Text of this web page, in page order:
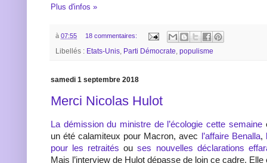
Plus d'infos »
à 07:55 18 commentaires:
Libellés : Etats-Unis Parti Démocrate populisme
samedi 1 septembre 2018
Merci Nicolas Hulot
La démission du ministre de l’écologie cette semaine
un été calamiteux pour Macron, avec
l’affaire Benalla,
pour les retraités ouses nouvelles déclarations
Mais l’interview de Hulot dépasse de loin ce cadre.